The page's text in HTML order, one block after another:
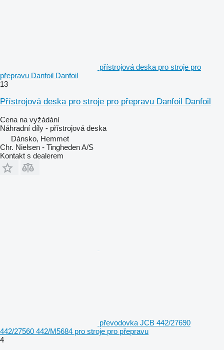
přístrojová deska pro stroje pro
přepravu Danfoil Danfoil
13
Přístrojová deska pro stroje pro přepravu Danfoil Danfoil
Cena na vyžádání
Náhradní díly - přístrojová deska
Dánsko, Hemmet
Chr. Nielsen - Tingheden A/S
Kontakt s dealerem
převodovka JCB 442/27690
442/27560 442/M5684 pro stroje pro přepravu
4